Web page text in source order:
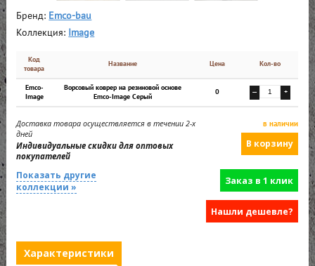
Бренд: Emco-bau
Коллекция:
Image
Код
товара
Название Цена Кол-во
Emco-
Image
Ворсовый коврер на резиновой основе
Emco-Image Серый
0 — +
Доставка товара осуществляется в течении 2-х
дней
Индивидуальные скидки для оптовых
покупателей
в наличии
Показать другие
коллекции »
Заказ в 1 клик
Нашли дешевле?
Характеристики